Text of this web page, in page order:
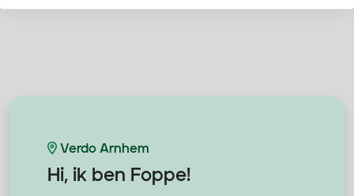
Verdo Arnhem
Hi, ik ben Foppe!